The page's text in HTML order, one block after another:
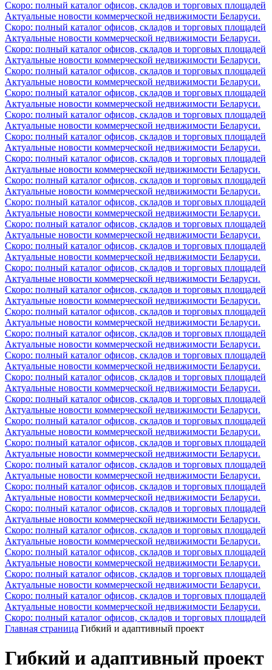
Скоро: полный каталог офисов, складов и торговых площадей
Актуальные новости коммерческой недвижимости Беларуси.
Скоро: полный каталог офисов, складов и торговых площадей
Актуальные новости коммерческой недвижимости Беларуси.
Скоро: полный каталог офисов, складов и торговых площадей
Актуальные новости коммерческой недвижимости Беларуси.
Скоро: полный каталог офисов, складов и торговых площадей
Актуальные новости коммерческой недвижимости Беларуси.
Скоро: полный каталог офисов, складов и торговых площадей
Актуальные новости коммерческой недвижимости Беларуси.
Скоро: полный каталог офисов, складов и торговых площадей
Актуальные новости коммерческой недвижимости Беларуси.
Скоро: полный каталог офисов, складов и торговых площадей
Актуальные новости коммерческой недвижимости Беларуси.
Скоро: полный каталог офисов, складов и торговых площадей
Актуальные новости коммерческой недвижимости Беларуси.
Скоро: полный каталог офисов, складов и торговых площадей
Актуальные новости коммерческой недвижимости Беларуси.
Скоро: полный каталог офисов, складов и торговых площадей
Актуальные новости коммерческой недвижимости Беларуси.
Скоро: полный каталог офисов, складов и торговых площадей
Актуальные новости коммерческой недвижимости Беларуси.
Скоро: полный каталог офисов, складов и торговых площадей
Актуальные новости коммерческой недвижимости Беларуси.
Скоро: полный каталог офисов, складов и торговых площадей
Актуальные новости коммерческой недвижимости Беларуси.
Скоро: полный каталог офисов, складов и торговых площадей
Актуальные новости коммерческой недвижимости Беларуси.
Скоро: полный каталог офисов, складов и торговых площадей
Актуальные новости коммерческой недвижимости Беларуси.
Скоро: полный каталог офисов, складов и торговых площадей
Актуальные новости коммерческой недвижимости Беларуси.
Скоро: полный каталог офисов, складов и торговых площадей
Актуальные новости коммерческой недвижимости Беларуси.
Скоро: полный каталог офисов, складов и торговых площадей
Актуальные новости коммерческой недвижимости Беларуси.
Скоро: полный каталог офисов, складов и торговых площадей
Актуальные новости коммерческой недвижимости Беларуси.
Скоро: полный каталог офисов, складов и торговых площадей
Актуальные новости коммерческой недвижимости Беларуси.
Скоро: полный каталог офисов, складов и торговых площадей
Актуальные новости коммерческой недвижимости Беларуси.
Скоро: полный каталог офисов, складов и торговых площадей
Актуальные новости коммерческой недвижимости Беларуси.
Скоро: полный каталог офисов, складов и торговых площадей
Актуальные новости коммерческой недвижимости Беларуси.
Скоро: полный каталог офисов, складов и торговых площадей
Актуальные новости коммерческой недвижимости Беларуси.
Скоро: полный каталог офисов, складов и торговых площадей
Актуальные новости коммерческой недвижимости Беларуси.
Скоро: полный каталог офисов, складов и торговых площадей
Актуальные новости коммерческой недвижимости Беларуси.
Скоро: полный каталог офисов, складов и торговых площадей
Актуальные новости коммерческой недвижимости Беларуси.
Скоро: полный каталог офисов, складов и торговых площадей
Актуальные новости коммерческой недвижимости Беларуси.
Скоро: полный каталог офисов, складов и торговых площадей
Главная страница Гибкий и адаптивный проект
Гибкий и адаптивный проект